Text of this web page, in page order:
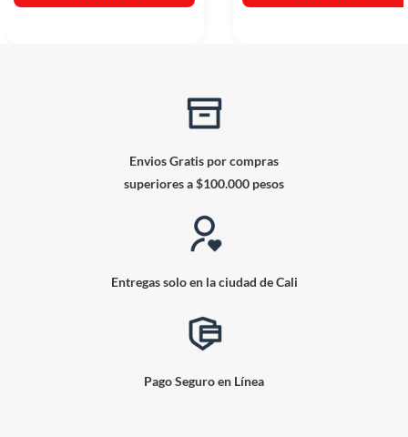
Envios Gratis por compras
superiores a $100.000 pesos
Entregas solo en la ciudad de Cali
Pago Seguro en Línea